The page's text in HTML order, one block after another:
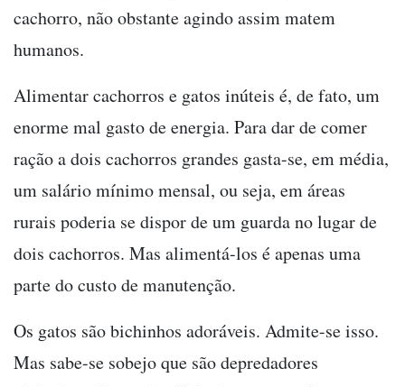
cachorro, não obstante agindo assim matem
humanos.
Alimentar cachorros e gatos inúteis é, de fato, um
enorme mal gasto de energia. Para dar de comer
ração a dois cachorros grandes gasta-se, em média,
um salário mínimo mensal, ou seja, em áreas
rurais poderia se dispor de um guarda no lugar de
dois cachorros. Mas alimentá-los é apenas uma
parte do custo de manutenção.
Os gatos são bichinhos adoráveis. Admite-se isso.
Mas sabe-se sobejo que são depredadores